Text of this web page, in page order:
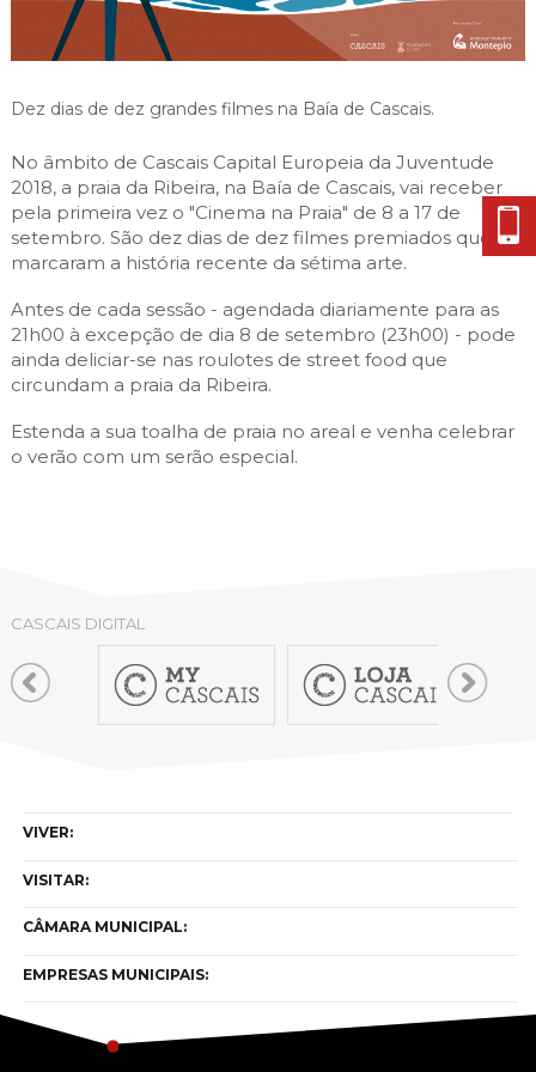
Planeamento Estratégico
Urbanismo
Cascais Próxima
Economia & Inovação
Governação
Sociedade & Educação
Jornal C
Agenda do executivo
VIVER
TEMPOS LIVRES
MOBILIDADE
SERVIÇOS
MAPA DO PORTAL
Dez dias de dez grandes filmes na Baía de Cascais.
No âmbito de Cascais Capital Europeia da Juventude
2018, a praia da Ribeira, na Baía de Cascais, vai receber
pela primeira vez o "Cinema na Praia" de 8 a 17 de
setembro. São dez dias de dez filmes premiados que
marcaram a história recente da sétima arte.
Antes de cada sessão - agendada diariamente para as
21h00 à excepção de dia 8 de setembro (23h00) - pode
ainda deliciar-se nas roulotes de street food que
circundam a praia da Ribeira.
Estenda a sua toalha de praia no areal e venha celebrar
o verão com um serão especial.
CASCAIS DIGITAL
VIVER:
VISITAR:
CÂMARA MUNICIPAL:
EMPRESAS MUNICIPAIS: